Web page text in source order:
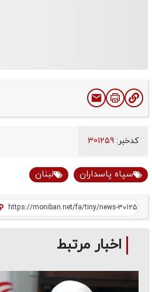
کدخبر:
سپاه پاسداران لبنان
اخبار مرتبط